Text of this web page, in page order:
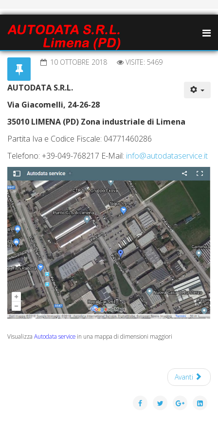
10 OTTOBRE 2018 VISITE: 5469
AUTODATA S.R.L.
Via Giacomelli, 24-26-28
35010 LIMENA (PD) Zona industriale di Limena
Partita Iva e Codice Fiscale: 04771460286
Telefono: +39-049-768217 E-Mail: info@autodataservice.it
Visualizza Autodata service in una mappa di dimensioni maggiori
Avanti